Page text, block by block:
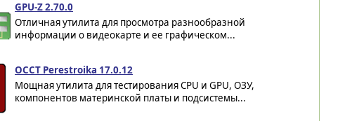
GPU-Z 2.70.0
Отличная утилита для просмотра разнообразной
информации о видеокарте и ее графическом...
OCCT Perestroika 17.0.12
Мощная утилита для тестирования CPU и GPU, ОЗУ,
компонентов материнской платы и подсистемы...